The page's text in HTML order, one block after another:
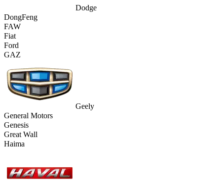
Dodge
DongFeng
FAW
Fiat
Ford
GAZ
Geely
General Motors
Genesis
Great Wall
Haima